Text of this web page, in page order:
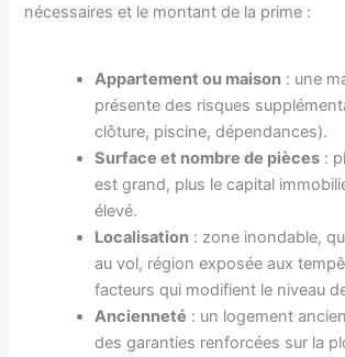
nécessaires et le montant de la prime :
Appartement ou maison : une
présente des risques
clôture, piscine, dépendances).
Surface et nombre de pièces :
est grand, plus le capital
élevé.
Localisation : zone inondable,
au vol, région exposée aux
facteurs qui modifient le niveau
Ancienneté : un logement
des garanties renforcées sur la